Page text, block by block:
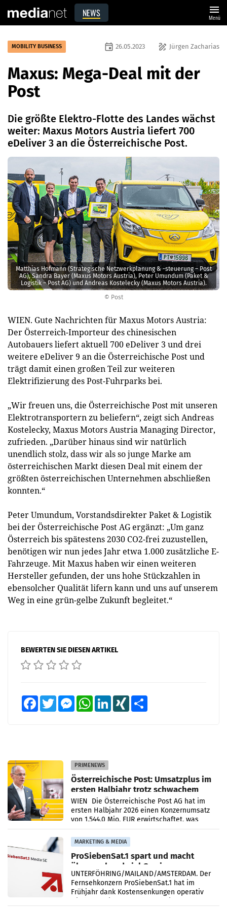
NEWS menu
Menü
© Post
Matthias Hofmann (Strategische Netzwerkplanung & -steuerung – Post
AG), Sandra Bayer (Maxus Motors Austria), Peter Umundum (Paket &
Logistik – Post AG) und Andreas Kostelecky (Maxus Motors Austria).
MOBILITY BUSINESS draw Jürgen Zacharias
event 26.05.2023
Maxus: Mega-Deal mit der
Post
Die größte Elektro-Flotte des Landes wächst
weiter: Maxus Motors Austria liefert 700
eDeliver 3 an die Österreichische Post.
WIEN. Gute Nachrichten für Maxus Motors Austria:
Der Österreich-Importeur des chinesischen
Autobauers liefert aktuell 700 eDeliver 3 und drei
weitere eDeliver 9 an die Österreichische Post und
trägt damit einen großen Teil zur weiteren
Elektrifizierung des Post-Fuhrparks bei.
„Wir freuen uns, die Österreichische Post mit unseren
Elektrotransportern zu beliefern“, zeigt sich Andreas
Kostelecky, Maxus Motors Austria Managing Director,
zufrieden. „Darüber hinaus sind wir natürlich
unendlich stolz, dass wir als so junge Marke am
österreichischen Markt diesen Deal mit einem der
größten österreichischen Unternehmen abschließen
konnten.“
Peter Umundum, Vorstandsdirekter Paket & Logistik
bei der Österreichische Post AG ergänzt: „Um ganz
Österreich bis spätestens 2030 CO2-frei zuzustellen,
benötigen wir nun jedes Jahr etwa 1.000 zusätzliche E-
Fahrzeuge. Mit Maxus haben wir einen weiteren
Hersteller gefunden, der uns hohe Stückzahlen in
ebensolcher Qualität lifern kann und uns auf unserem
Weg in eine grün-gelbe Zukunft begleitet.“
BEWERTEN SIE DIESEN ARTIKEL
FacebookTwitter MessengerWhatsAppLinkedInXING
PRIMENEWS
Österreichische Post: Umsatzplus im
ersten Halbjahr trotz schwachem
Briefgeschäft
WIEN Die Österreichische Post AG hat im
ersten Halbjahr 2026 einen Konzernumsatz
von 1.544,0 Mio. EUR erwirtschaftet, was
einem Plus von 3,8 Prozent gegenüber dem
Vergleichszeitraum
MARKETING & MEDIA
ProSiebenSat.1 spart und macht
überraschend viel Gewinn
UNTERFÖHRING/MAILAND/AMSTERDAM. Der
Fernsehkonzern ProSiebenSat.1 hat im
Frühjahr dank Kostensenkungen operativ